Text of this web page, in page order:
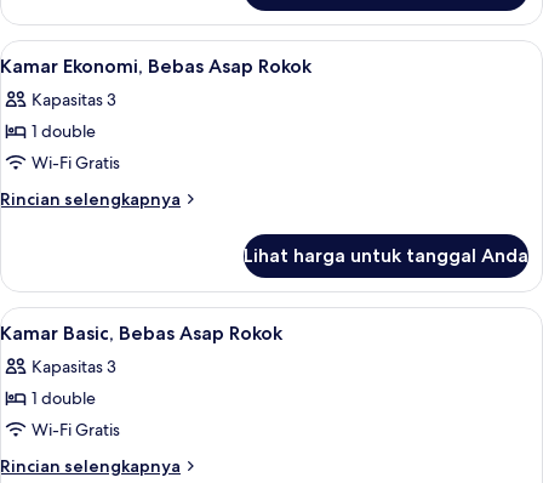
Kamar
Ekonomi,
Boleh
Lihat
semua
foto
untuk
Kamar
Ekonomi,
Rokok
Meja kerja, setrika/meja setrika, Wi-
12
Kamar Ekonomi, Bebas Asap Rokok
Kapasitas 3
1 double
Wi-Fi Gratis
Rincian selengkapnya
Rincian
Kamar
Ekonomi,
Bebas
Rokok
Lihat harga untuk tanggal Anda
Lihat
semua
foto
untuk
Kamar
Basic,
Meja kerja, setrika/meja setrika, Wi-
13
Kamar Basic, Bebas Asap Rokok
Kapasitas 3
1 double
Wi-Fi Gratis
Rincian selengkapnya
Rincian